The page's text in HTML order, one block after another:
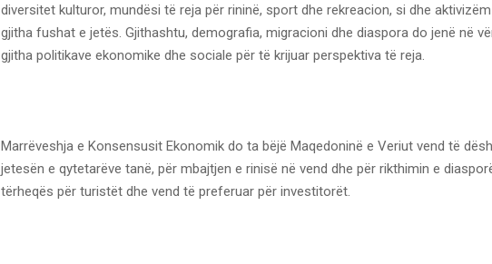
diversitet kulturor, mundësi të reja për rininë, sport dhe rekreacion, si dhe
gjitha fushat e jetës. Gjithashtu, demografia, migracioni dhe diaspora do jenë në
gjitha politikave ekonomike dhe sociale për të krijuar perspektiva të reja.
Marrëveshja e Konsensusit Ekonomik do ta bëjë Maqedoninë e Veriut vend të
jetesën e qytetarëve tanë, për mbajtjen e rinisë në vend dhe për rikthimin e
tërheqës për turistët dhe vend të preferuar për investitorët.